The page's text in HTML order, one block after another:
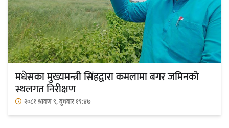
महत्त्वपूर्ण हुन्छ : मेयर मण्डल
रौतहटमा चट्याङ लाग्दा एककोे मृत्यु
मधेसका मुख्यमन्त्री सिंहद्वारा कमलामा बगर जमिनको
स्थलगत निरीक्षण
२०८१ श्रावण ९, बुधबार १९:४७